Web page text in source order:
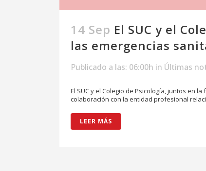
14 Sep El SUC y el
las emergencias
Publicado a las: 06:00h in Últimas
El SUC y el Colegio de Psicología, juntos en
colaboración con la entidad profesional
LEER MÁS